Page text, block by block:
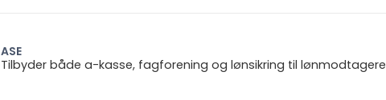
ASE
Tilbyder både a-kasse, fagforening og lønsikring til